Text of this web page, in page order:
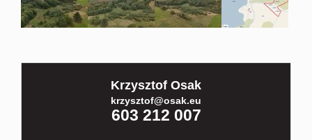
Krzysztof Osak
krzysztof@osak.eu
603 212 007